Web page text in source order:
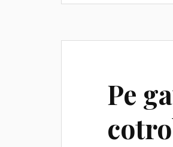
Pe